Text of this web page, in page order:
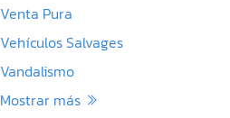
Venta Pura
Vehículos Salvages
Vandalismo
Mostrar más